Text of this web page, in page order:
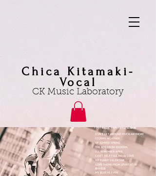
Chica Kitamaki-
Vocal
CK Music Laboratory